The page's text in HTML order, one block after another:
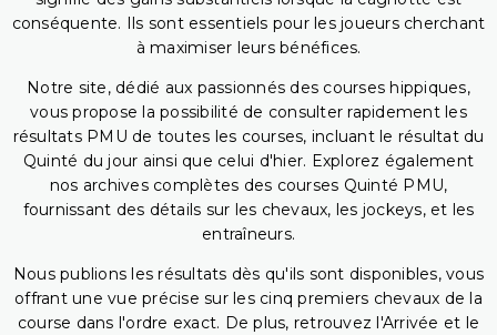
conséquente. Ils sont essentiels pour les joueurs cherchant
à maximiser leurs bénéfices.
Notre site, dédié aux passionnés des courses hippiques,
vous propose la possibilité de consulter rapidement les
résultats PMU de toutes les courses, incluant le résultat du
Quinté du jour ainsi que celui d'hier. Explorez également
nos archives complètes des courses Quinté PMU,
fournissant des détails sur les chevaux, les jockeys, et les
entraîneurs.
Nous publions les résultats dès qu'ils sont disponibles, vous
offrant une vue précise sur les cinq premiers chevaux de la
course dans l'ordre exact. De plus, retrouvez l'Arrivée et le